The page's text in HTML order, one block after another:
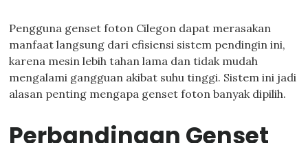
Pengguna genset foton Cilegon dapat merasakan
manfaat langsung dari efisiensi sistem pendingin ini,
karena mesin lebih tahan lama dan tidak mudah
mengalami gangguan akibat suhu tinggi. Sistem ini jadi
alasan penting mengapa genset foton banyak dipilih.
Perbandingan Genset